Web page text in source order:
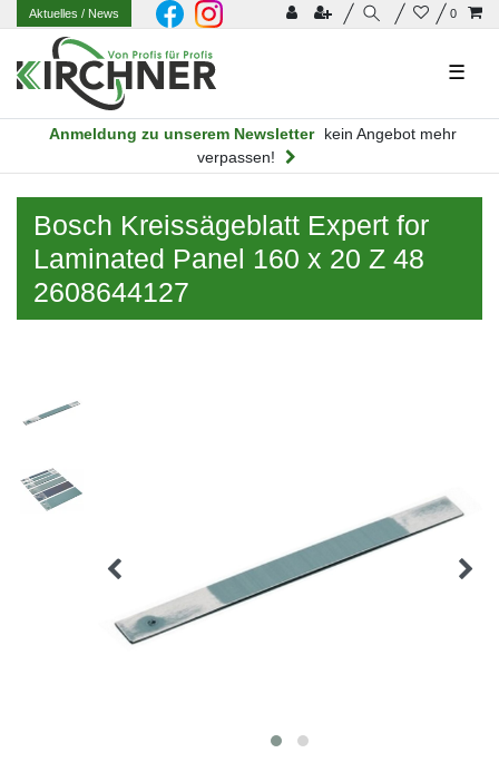
0
Aktuelles/ News
☰
Anmeldung zu unserem Newsletter
kein Angebot mehr
verpassen!
Bosch Kreissägeblatt Expert for
Laminated Panel 160 x 20 Z 48
2608644127